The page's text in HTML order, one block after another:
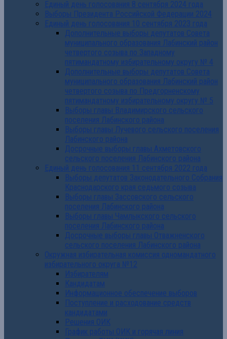
Единый день голосования 8 сентября 2024 года
Выборы Президента Российской Федерации 2024
Единый день голосования 10 сентября 2023 года
Дополнительные выборы депутатов Совета
муниципального образования Лабинский район
четвертого созыва по Западному
пятимандатному избирательному округу № 4
Дополнительные выборы депутатов Совета
муниципального образования Лабинский район
четвертого созыва по Предгорненскому
пятимандатному избирательному округу № 5
Выборы главы Владимирского сельского
поселения Лабинского района
Выборы главы Лучевого сельского поселения
Лабинского района
Досрочные выборы главы Ахметовского
сельского поселения Лабинского района
Единый день голосования 11 сентября 2022 года
Выборы депутатов Законодательного Собрания
Краснодарского края седьмого созыва
Выборы главы Зассовского сельского
поселения Лабинского района
Выборы главы Чамлыкского сельского
поселения Лабинского района
Досрочные выборы главы Отважненского
сельского поселения Лабинского района
Окружная избирательная комиссия одномандатного
избирательного округа №12
Избирателям
Кандидатам
Информационное обеспечение выборов
Поступление и расходование средств
кандидатами
Решения ОИК
График работы ОИК и горячая линия